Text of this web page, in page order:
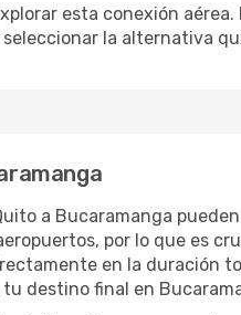
esta conexión
la alternativa
a Bucaramanga
por lo que es
en la duración
destino final en